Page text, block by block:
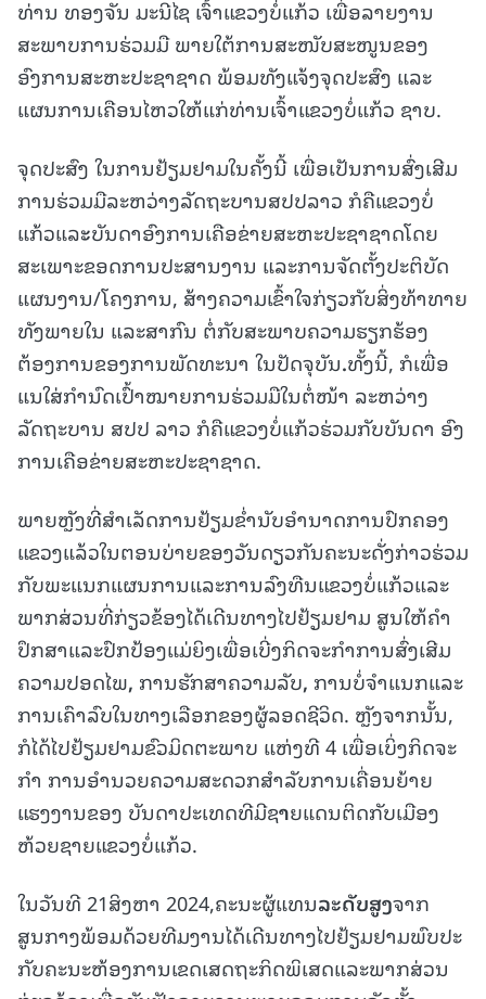
ທ່ານ ທອງຈັນ ມະນີໄຊ ເຈົ້າແຂວງບໍ່ແກ້ວ ເພື່ອລາຍງານ
ສະພາບການຮ່ວມມື ພາຍໃຕ້ການສະໜັບສະໜູນຂອງ
ອົງການສະຫະປະຊາຊາດ ພ້ອມທັງແຈ້ງຈຸດປະສົງ ແລະ
ແຜນການເຄືອນໄຫວໃຫ້ແກ່ທ່ານເຈົ້າແຂວງບໍ່ແກ້ວ ຊາບ.
ຈຸດປະສົງ ໃນການຢ້ຽມຢາມໃນຄັ້ງນີ້ ເພື່ອເປັນການສົ່ງເສີມ
ການຮ່ວມມືລະຫວ່າງລັດຖະບານສປປລາວ ກໍຄືແຂວງບໍ່
ແກ້ວແລະບັນດາອົງການເຄືອຂ່າຍສະຫະປະຊາຊາດໂດຍ
ສະເພາະຂອດການປະສານງານ ແລະການຈັດຕັ້ງປະຕິບັດ
ແຜນງານ/ໂຄງການ, ສ້າງຄວາມເຂົ້າໃຈກ່ຽວກັບສິ່ງທ້າທາຍ
ທັງພາຍໃນ ແລະສາກົນ ຕໍ່ກັບສະພາບຄວາມຮຽກຮ້ອງ
ຕ້ອງການຂອງການພັດທະນາ ໃນປັດຈຸບັນ.ທັ້ງນີ້, ກໍເພື່ອ
ແນໃສ່ກໍານົດເປົ້າໝາຍການຮ່ວມມືໃນຕໍ່ໜ້າ ລະຫວ່າງ
ລັດຖະບານ ສປປ ລາວ ກໍຄືແຂວງບໍ່ແກ້ວຮ່ວມກັບບັນດາ ອົງ
ການເຄືອຂ່າຍສະຫະປະຊາຊາດ.
ພາຍຫຼັງທີ່ສຳເລັດການຢ້ຽມຂໍ່ານັບອຳນາດການປົກຄອງ
ແຂວງແລ້ວໃນຕອນບ່າຍຂອງວັນດຽວກັນຄະນະດັ່ງກ່າວຮ່ວມ
ກັບພະແນກແຜນການແລະການລົງທືນແຂວງບໍ່ແກ້ວແລະ
ພາກສ່ວນທີ່ກ່ຽວຂ້ອງໄດ້ເດີນທາງໄປຢ້ຽມຢາມ ສູນໃຫ້ຄຳ
ປຶກສາແລະປົກປ້ອງແມ່ຍິງເພື່ອເບີ່ງກິດຈະກຳການສົ່ງເສີມ
ຄວາມປອດໄພ, ການຮັກສາຄວາມລັບ, ການບໍ່ຈໍາແນກແລະ
ການເຄົາລົບໃນທາງເລືອກຂອງຜູ້ລອດຊີວິດ. ຫຼັງຈາກນັ້ນ,
ກໍໄດ້ໄປຢ້ຽມຢາມຂົວມິດຕະພາບ ແຫ່ງທີ 4 ເພື່ອເບິ່ງກິດຈະ
ກໍາ ການອໍານວຍຄວາມສະດວກສໍາລັບການເຄື່ອນຍ້າຍ
ແຮງງານຂອງ ບັນດາປະເທດທີມີຊາຍແດນຕິດກັບເມືອງ
ຫ້ວຍຊາຍແຂວງບໍ່ແກ້ວ.
ໃນວັນທີ 21ສິງຫາ 2024,ຄະນະຜູ້ແທນລະດັບສູງຈາກ
ສູນກາງພ້ອມດ້ວຍທີມງານໄດ້ເດີນທາງໄປຢ້ຽມຢາມພົບປະ
ກັບຄະນະຫ້ອງການເຂດເສດຖະກິດພິເສດແລະພາກສ່ວນ